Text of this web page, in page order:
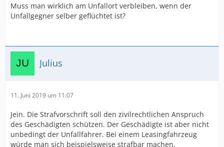
Muss man wirklich am Unfallort verbleiben, wenn der
Unfallgegner selber geflüchtet ist?
Julius
11. Juni 2019 um 11:07
Jein. Die Strafvorschrift soll den zivilrechtlichen Anspruch
des Geschädigten schützen. Der Geschädigte ist aber nicht
unbedingt der Unfallfahrer. Bei einem Leasingfahrzeug
würde man sich beispielsweise strafbar machen.